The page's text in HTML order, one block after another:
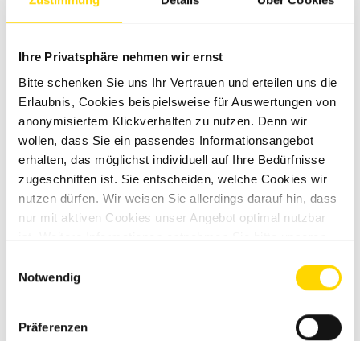
Ihre Privatsphäre nehmen wir ernst
Bitte schenken Sie uns Ihr Vertrauen und erteilen uns die
Erlaubnis, Cookies beispielsweise für Auswertungen von
anonymisiertem Klickverhalten zu nutzen. Denn wir
wollen, dass Sie ein passendes Informationsangebot
erhalten, das möglichst individuell auf Ihre Bedürfnisse
zugeschnitten ist. Sie entscheiden, welche Cookies wir
nutzen dürfen. Wir weisen Sie allerdings darauf hin, dass
nur mit aktiven Cookies unser Angebot optimal nutzbar
ist. Weitere Informationen entnehmen Sie bitte unseren
Notwendig
Präferenzen
Torsten Schmidt
Kundenberater
Markenexperte für Hobby und Fendt
+49 2654 9409-47
torsten.schmidt@niesmann.de